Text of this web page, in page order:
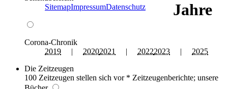
SitemapImpressumDatenschutz
Corona-Chronik
2019 | 20202021 | 20222023 | 2025
Die Zeitzeugen
100 Zeitzeugen stellen sich vor * Zeitzeugenberichte; unsere
Jahre